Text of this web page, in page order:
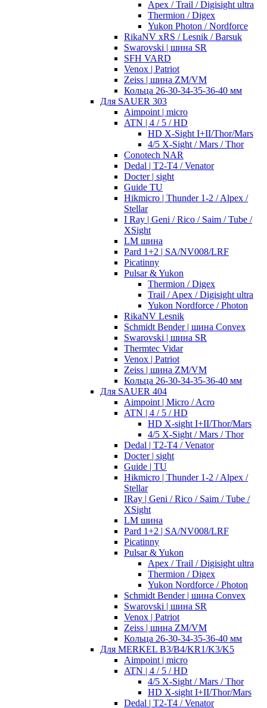
Apex / Trail / Digisight ultra
Thermion / Digex
Yukon Photon / Nordforce
RikaNV xRS / Lesnik / Barsuk
Swarovski | шина SR
SFH VARD
Venox | Patriot
Zeiss | шина ZM/VM
Кольца 26-30-34-35-36-40 мм
Для SAUER 303
Aimpoint | micro
ATN | 4 / 5 / HD
HD X-Sight I+II/Thor/Mars
4/5 X-Sight / Mars / Thor
Conotech NAR
Dedal | T2-T4 / Venator
Docter | sight
Guide TU
Hikmicro | Thunder 1-2 / Alpex /
Stellar
I Ray | Geni / Rico / Saim / Tube /
XSight
LM шина
Pard 1+2 | SA/NV008/LRF
Picatinny
Pulsar & Yukon
Thermion / Digex
Trail / Apex / Digisight ultra
Yukon Nordforce / Photon
RikaNV Lesnik
Schmidt Bender | шина Convex
Swarovski | шина SR
Thermtec Vidar
Venox | Patriot
Zeiss | шина ZM/VM
Кольца 26-30-34-35-36-40 мм
Для SAUER 404
Aimpoint | Micro / Acro
ATN | 4 / 5 / HD
HD X-sight I+II/Thor/Mars
4/5 X-Sight / Mars / Thor
Dedal | T2-T4 / Venator
Docter | sight
Guide | TU
Hikmicro | Thunder 1-2 / Alpex /
Stellar
IRay | Geni / Rico / Saim / Tube /
XSight
LM шина
Pard 1+2 | SA/NV008/LRF
Picatinny
Pulsar & Yukon
Apex / Trail / Digisight ultra
Thermion / Digex
Yukon Nordforce / Photon
Schmidt Bender | шина Convex
Swarovski | шина SR
Venox | Patriot
Zeiss | шина ZM/VM
Кольца 26-30-34-35-36-40 мм
Для MERKEL B3/B4/KR1/K3/K5
Aimpoint | micro
ATN | 4 / 5 / HD
4/5 X-Sight / Mars / Thor
HD X-sight I+II/Thor/Mars
Dedal | T2-T4 / Venator